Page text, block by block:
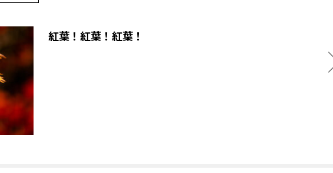
紅葉！紅葉！紅葉！